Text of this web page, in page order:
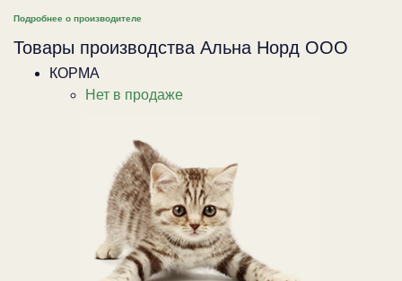
Подробнее о производителе
Товары производства Альна Норд ООО
КОРМА
Нет в продаже